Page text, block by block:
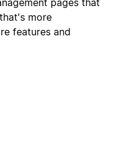
pages that
more
features and